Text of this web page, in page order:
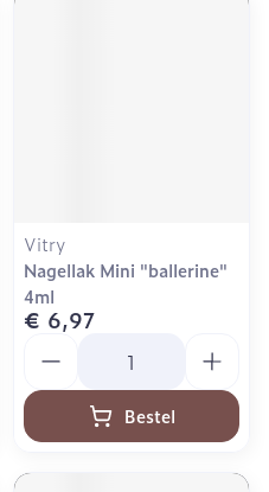
Vitry
Nagellak Mini "ballerine"
4ml
€ 6,97
Bestel